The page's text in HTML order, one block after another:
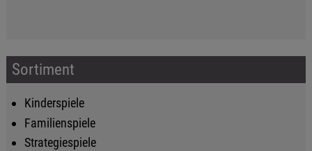
Sortiment
Kinderspiele
Familienspiele
Strategiespiele